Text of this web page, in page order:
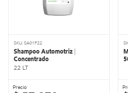
SKU: SA01F22
Shampoo Automotriz |
Concentrado
22 LT
Precio